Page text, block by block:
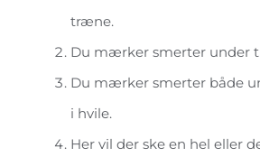
træne.
Du mærker smerter under
Du mærker smerter både
i hvile.
Her vil der ske en hel eller